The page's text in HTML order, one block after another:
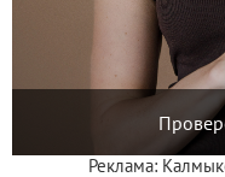
Реклама: